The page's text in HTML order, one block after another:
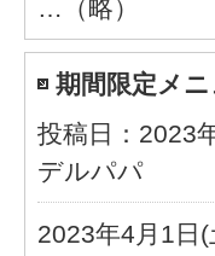
…（略）
期間限定メ
投稿日：2023
デルパパ
2023年4月1日